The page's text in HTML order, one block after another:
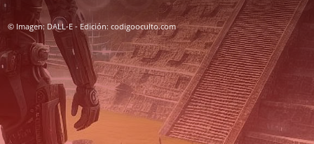
© Imagen: DALL-E - Edición: codigooculto.com